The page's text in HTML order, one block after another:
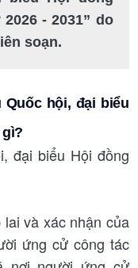
- 2031” do
soạn.
hội, đại biểu
đại biểu Hội đồng
và xác nhận của
ứng cử công tác